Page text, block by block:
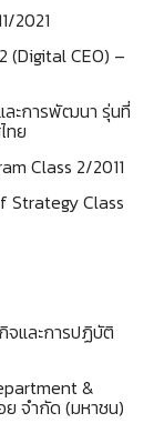
2021
(Digital CEO) –
ะการพัฒนา รุ่นที่
ทย
Class 2/2011
Strategy Class
จและการปฏิบัติ
&
ย จำกัด (มหาชน)